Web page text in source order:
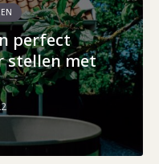
perfect
stellen met